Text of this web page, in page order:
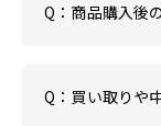
Q：商品購入後
Q：買い取りや